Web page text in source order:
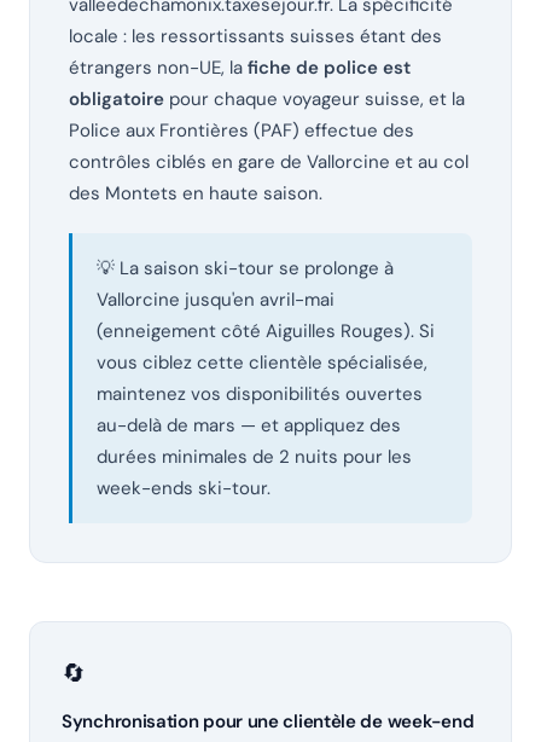
valleedechamonix.taxesejour.fr. La spécificité
locale : les ressortissants suisses étant des
étrangers non-UE, la fiche de police est
obligatoire pour chaque voyageur suisse, et la
Police aux Frontières (PAF) effectue des
contrôles ciblés en gare de Vallorcine et au col
des Montets en haute saison.
💡 La saison ski-tour se prolonge à
Vallorcine jusqu'en avril-mai
(enneigement côté Aiguilles Rouges). Si
vous ciblez cette clientèle spécialisée,
maintenez vos disponibilités ouvertes
au-delà de mars — et appliquez des
durées minimales de 2 nuits pour les
week-ends ski-tour.
🔄
Synchronisation pour une clientèle de week-end